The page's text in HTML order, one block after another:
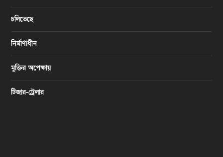
চলিতেছে
নির্মাণাধীন
মুক্তির অপেক্ষায়
টিজার-ট্রেলার